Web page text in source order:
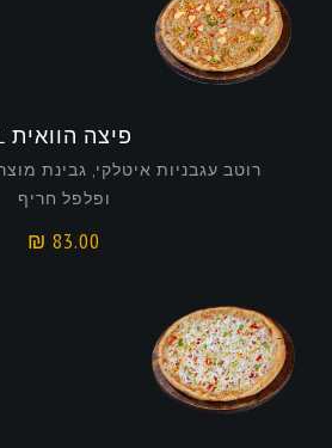
פיצה הוואית L
רוטב עגבניות איטלקי, גבינת
ופלפל חריף
83.00
₪